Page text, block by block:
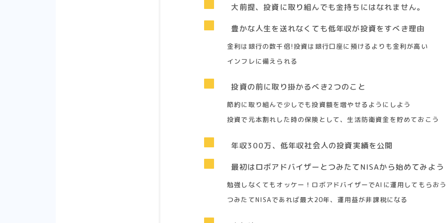
大前提、投資に取り組んでも金持ちにはなれません。
豊かな人生を送れなくても低年収が投資をすべき理由
金利は銀行の数千倍!投資は銀行口座に預けるよりも金利が高い
インフレに備えられる
投資の前に取り掛かるべき2つのこと
節約に取り組んで少しでも投資額を増やせるようにしよう
投資で元本割れした時の保険として、生活防衛資金を貯めておこう
年収300万、低年収社会人の投資実績を公開
最初はロボアドバイザーとつみたてNISAから始めてみよう
勉強しなくてもオッケー！ロボアドバイザーでAIに運用してもらお
つみたてNISAであれば最大20年、運用益が非課税になる